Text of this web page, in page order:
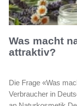
Was macht
attraktiv?
Die Frage «Was
Verbraucher in